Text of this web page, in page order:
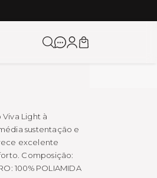
e Academia
Light à
sustentação e
excelente
Composição:
100% POLIAMIDA